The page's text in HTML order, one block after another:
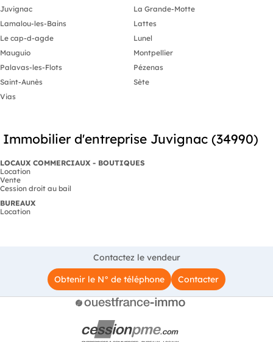
Montpellier. Contactez nous pour
organiser une visite.
Juvignac
La Grande-Motte
Lamalou-les-Bains
Lattes
Le cap-d-agde
Lunel
Mauguio
Montpellier
Palavas-les-Flots
Pézenas
Saint-Aunès
Sète
Vias
Immobilier d'entreprise Juvignac (34990)
LOCAUX COMMERCIAUX - BOUTIQUES
Location
Vente
Cession droit au bail
BUREAUX
Location
Contactez le vendeur
Obtenir le N° de téléphone
Contacter